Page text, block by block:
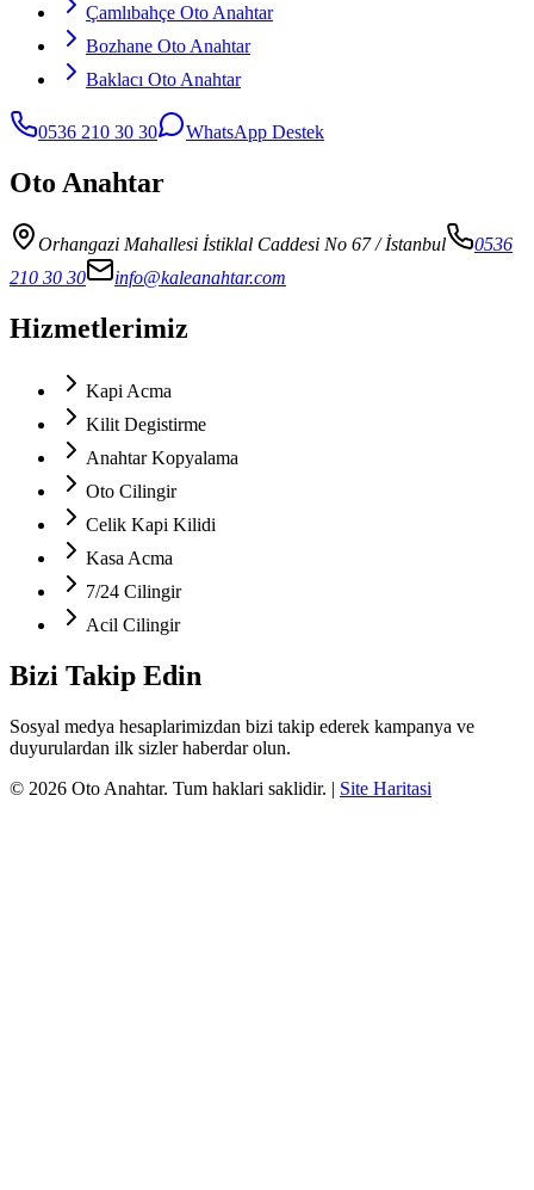
Çamlıbahçe Oto Anahtar
Bozhane Oto Anahtar
Baklacı Oto Anahtar
0536 210 30 30 WhatsApp Destek
Oto Anahtar
Orhangazi Mahallesi İstiklal Caddesi No 67/ İstanbul
0536
210 30 30
info@kaleanahtar.com
Hizmetlerimiz
Kapi Acma
Kilit Degistirme
Anahtar Kopyalama
Oto Cilingir
Celik Kapi Kilidi
Kasa Acma
7/24 Cilingir
Acil Cilingir
Bizi Takip Edin
Sosyal medya hesaplarimizdan bizi takip ederek kampanya ve
duyurulardan ilk sizler haberdar olun.
© 2026 Oto Anahtar. Tum haklari saklidir. | Site Haritasi